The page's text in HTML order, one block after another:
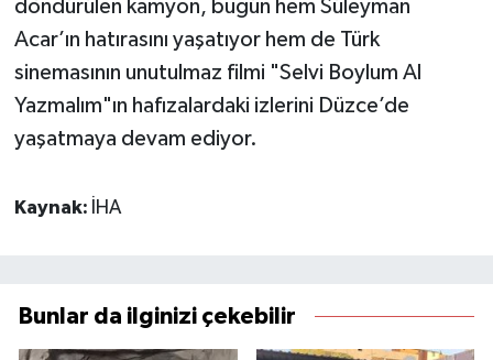
döndürülen kamyon, bugün hem Süleyman
Acar’ın hatırasını yaşatıyor hem de Türk
sinemasının unutulmaz filmi "Selvi Boylum Al
Yazmalım"ın hafızalardaki izlerini Düzce’de
yaşatmaya devam ediyor.
Kaynak: İHA
Bunlar da ilginizi çekebilir